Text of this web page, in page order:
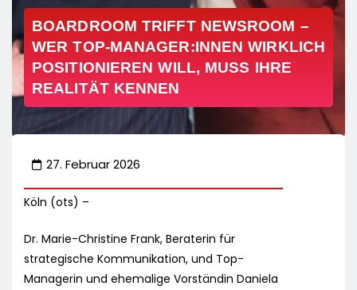
BOARDROOM TRIFFT NEWSROOM –
WER TOP-MANAGER:INNEN WIRKLICH
POSITIONIEREN WILL, MUSS IHRE
REALITÄT KENNEN
27. Februar 2026
Köln (ots) –
Dr. Marie-Christine Frank, Beraterin für
strategische Kommunikation, und Top-
Managerin und ehemalige Vorständin Daniela